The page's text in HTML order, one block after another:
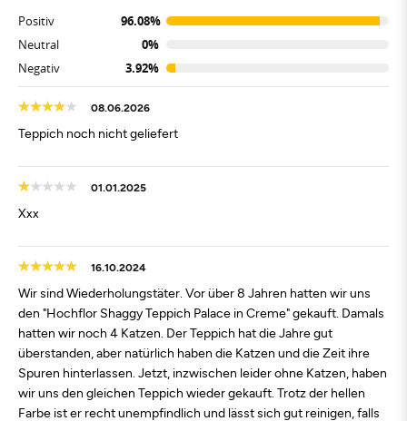
Positiv
96.08%
Neutral
0%
Negativ
3.92%
08.06.2026
Teppich noch nicht geliefert
01.01.2025
Xxx
16.10.2024
Wir sind Wiederholungstäter. Vor über 8 Jahren hatten wir uns
den "Hochflor Shaggy Teppich Palace in Creme" gekauft. Damals
hatten wir noch 4 Katzen. Der Teppich hat die Jahre gut
überstanden, aber natürlich haben die Katzen und die Zeit ihre
Spuren hinterlassen. Jetzt, inzwischen leider ohne Katzen, haben
wir uns den gleichen Teppich wieder gekauft. Trotz der hellen
Farbe ist er recht unempfindlich und lässt sich gut reinigen, falls